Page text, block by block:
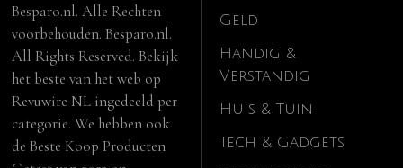
Besparo.nl. Alle Rechten
voorbehouden. Besparo.nl.
All Rights Reserved. Bekijk
het beste van het web op
Revuwire NL ingedeeld per
categorie. We hebben ook
deBeste Koop Producten
Geld
Handig &
Verstandig
Huis & Tuin
Tech & Gadgets